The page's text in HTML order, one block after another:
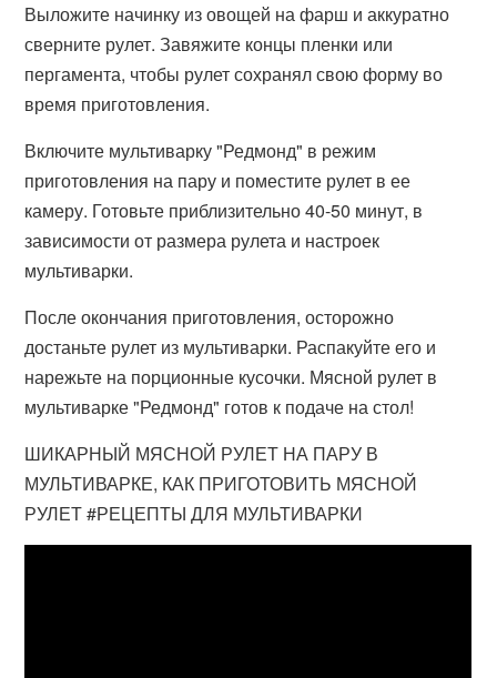
Выложите начинку из овощей на фарш и аккуратно
сверните рулет. Завяжите концы пленки или
пергамента, чтобы рулет сохранял свою форму во
время приготовления.
Включите мультиварку "Редмонд" в режим
приготовления на пару и поместите рулет в ее
камеру. Готовьте приблизительно 40-50 минут, в
зависимости от размера рулета и настроек
мультиварки.
После окончания приготовления, осторожно
достаньте рулет из мультиварки. Распакуйте его и
нарежьте на порционные кусочки. Мясной рулет в
мультиварке "Редмонд" готов к подаче на стол!
ШИКАРНЫЙ МЯСНОЙ РУЛЕТ НА ПАРУ В
МУЛЬТИВАРКЕ, КАК ПРИГОТОВИТЬ МЯСНОЙ
РУЛЕТ #РЕЦЕПТЫ ДЛЯ МУЛЬТИВАРКИ